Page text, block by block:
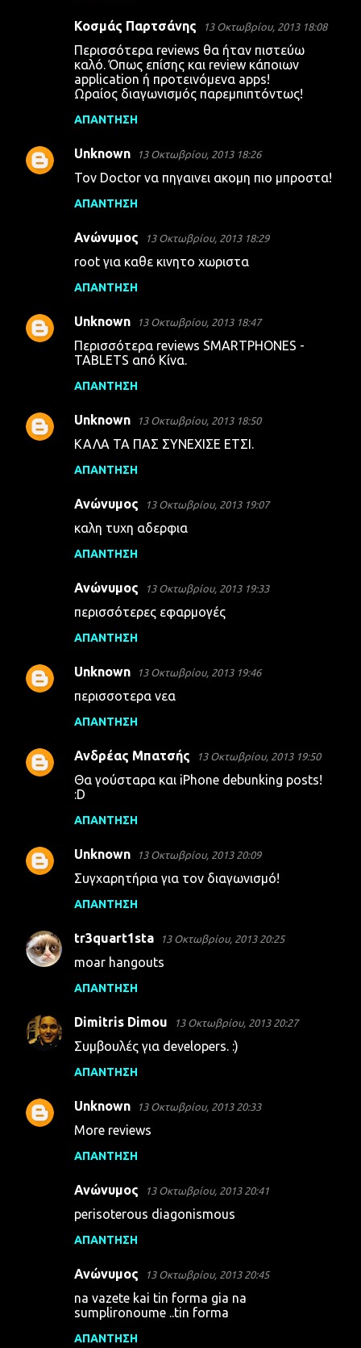
Κοσμάς Παρτσάνης 13 Οκτωβρίου, 2013 18:08
Περισσότερα reviews θα ήταν πιστεύω
καλό. Όπως επίσης και review κάποιων
application ή προτεινόμενα apps!
Ωραίος διαγωνισμός παρεμπιπτόντως!
ΑΠΆΝΤΗΣΗ
Unknown 13 Οκτωβρίου, 2013 18:26
Τον Doctor να πηγαινει ακομη πιο μπροστα!
ΑΠΆΝΤΗΣΗ
Ανώνυμος 13 Οκτωβρίου, 2013 18:29
root για καθε κινητο χωριστα
ΑΠΆΝΤΗΣΗ
Unknown 13 Οκτωβρίου, 2013 18:47
Περισσότερα reviews SMARTPHONES -
TABLETS από Κίνα.
ΑΠΆΝΤΗΣΗ
Unknown 13 Οκτωβρίου, 2013 18:50
ΚΑΛΑ ΤΑ ΠΑΣ ΣΥΝΕΧΙΣΕ ΕΤΣΙ.
ΑΠΆΝΤΗΣΗ
Ανώνυμος 13 Οκτωβρίου, 2013 19:07
καλη τυχη αδερφια
ΑΠΆΝΤΗΣΗ
Ανώνυμος 13 Οκτωβρίου, 2013 19:33
περισσότερες εφαρμογές
ΑΠΆΝΤΗΣΗ
Unknown 13 Οκτωβρίου, 2013 19:46
περισσοτερα νεα
ΑΠΆΝΤΗΣΗ
Ανδρέας Μπατσής 13 Οκτωβρίου, 2013 19:50
Θα γούσταρα και iPhone debunking posts!
:D
ΑΠΆΝΤΗΣΗ
Unknown 13 Οκτωβρίου, 2013 20:09
Συγχαρητήρια για τον διαγωνισμό!
ΑΠΆΝΤΗΣΗ
tr3quart1sta 13 Οκτωβρίου, 2013 20:25
moar hangouts
ΑΠΆΝΤΗΣΗ
Dimitris Dimou 13 Οκτωβρίου, 2013 20:27
Συμβουλές για developers. :)
ΑΠΆΝΤΗΣΗ
Unknown 13 Οκτωβρίου, 2013 20:33
More reviews
ΑΠΆΝΤΗΣΗ
Ανώνυμος 13 Οκτωβρίου, 2013 20:41
perisoterous diagonismous
ΑΠΆΝΤΗΣΗ
Ανώνυμος 13 Οκτωβρίου, 2013 20:45
na vazete kai tin forma gia na
sumplironoume ..tin forma
ΑΠΆΝΤΗΣΗ